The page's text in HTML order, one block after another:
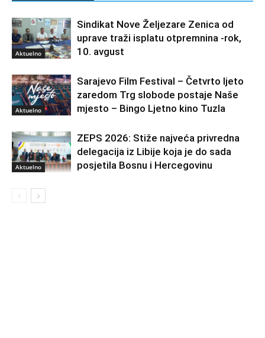
Aktuelno
Sindikat Nove Željezare Zenica od
uprave traži isplatu otpremnina -rok,
10. avgust
Aktuelno
Sarajevo Film Festival – Četvrto ljeto
zaredom Trg slobode postaje Naše
mjesto – Bingo Ljetno kino Tuzla
Aktuelno
ZEPS 2026: Stiže najveća privredna
delegacija iz Libije koja je do sada
posjetila Bosnu i Hercegovinu